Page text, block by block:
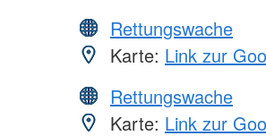
Rettungswache
Karte: Link zur
Rettungswache
Karte: Link zur